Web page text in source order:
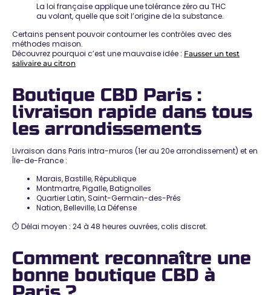
La loi française applique unetolérance zéro au THC
au volant, quelle que soit l’origine de la substance.
Certains pensent pouvoir contourner les contrôles avec des
méthodes maison.
Découvrez pourquoi c’est une mauvaise idée : Fausser un test
salivaire au citron
Boutique CBD Paris :
livraison rapide dans tous
les arrondissements
Livraison dans Paris intra-muros (1er au 20e arrondissement) et en
Île-de-France :
Marais, Bastille, République
Montmartre, Pigalle, Batignolles
Quartier Latin, Saint-Germain-des-Prés
Nation, Belleville, La Défense
⏱️ Délai moyen : 24 à 48 heures ouvrées, colis discret.
Comment reconnaître une
bonne boutique CBD à